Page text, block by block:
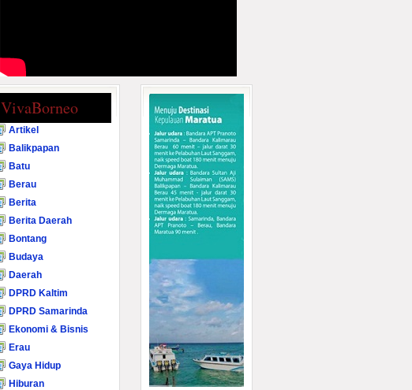
VivaBorneo
Artikel
Balikpapan
Batu
Berau
Berita
Berita Daerah
Bontang
Budaya
Daerah
DPRD Kaltim
DPRD Samarinda
Ekonomi & Bisnis
Erau
Gaya Hidup
Hiburan